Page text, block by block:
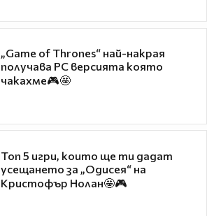
„Game of Thrones“ най-накрая
получава PC версията която
чакахме🎮🤩
Топ 5 игри, които ще ти дадат
усещането за „Одисея“ на
Кристофър Нолан🤩🎮